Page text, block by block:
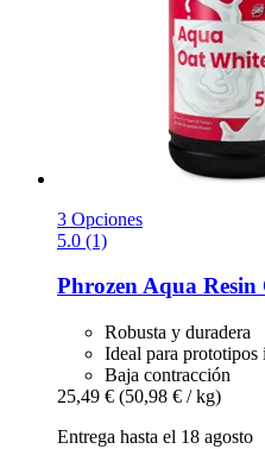
3 Opciones
5.0 (1)
PhrozenAqua Resin
Robusta y duradera
Ideal para prototipos
Baja contracción
25,49 € (50,98 € / kg)
Entrega hasta el 18 agosto